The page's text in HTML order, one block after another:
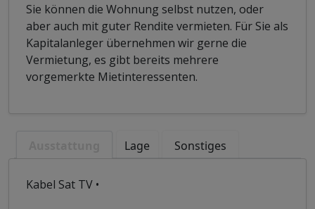
Sie können die Wohnung selbst nutzen, oder
aber auch mit guter Rendite vermieten. Für Sie als
Kapitalanleger übernehmen wir gerne die
Vermietung, es gibt bereits mehrere
vorgemerkte Mietinteressenten.
Lage Sonstiges
Kabel Sat TV •